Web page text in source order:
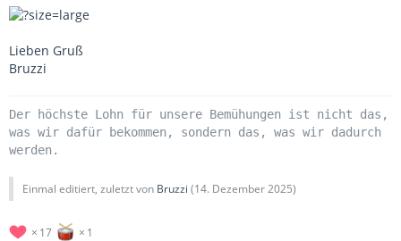
Lieben Gruß
Bruzzi
Der höchste Lohn für unsere Bemühungen ist nicht das,
was wir dafür bekommen, sondern das, was wir dadurch
werden.
Einmal editiert, zuletzt von Bruzzi (14. Dezember 2025)
17 1